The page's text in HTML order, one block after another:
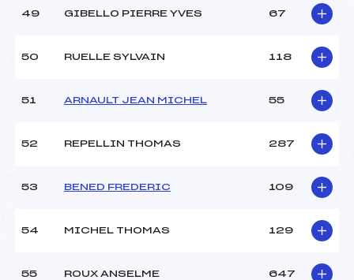
49 GIBELLO PIERRE YVES 67
50 RUELLE SYLVAIN 118
51 ARNAULT JEAN MICHEL 55
52 REPELLIN THOMAS 287
53 BENED FREDERIC 109
54 MICHEL THOMAS 129
55 ROUX ANSELME 647